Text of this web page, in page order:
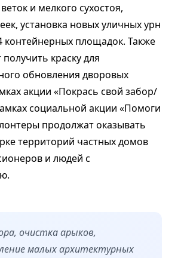
и мелкого сухостоя,
установка новых уличных урн
контейнерных площадок. Также
краску для
обновления дворовых
акции «Покрась свой забор/
социальной акции «Помоги
продолжат оказывать
территорий частных домов
и людей с
очистка арыков,
малых архитектурных